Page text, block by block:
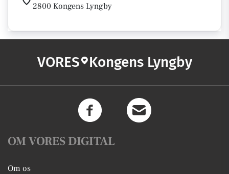
2800 Kongens Lyngby
VORES Kongens Lyngby
OM VORES DIGITAL
Om os